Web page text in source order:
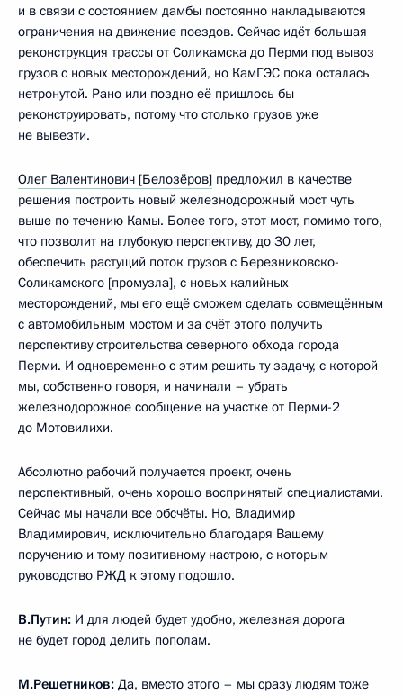
и в связи с состоянием дамбы постоянно накладываются
ограничения на движение поездов. Сейчас идёт большая
реконструкция трассы от Соликамска до Перми под вывоз
грузов с новых месторождений, но КамГЭС пока осталась
нетронутой. Рано или поздно её пришлось бы
реконструировать, потому что столько грузов уже
не вывезти.
Олег Валентинович [Белозёров] предложил в качестве
решения построить новый железнодорожный мост чуть
выше по течению Камы. Более того, этот мост, помимо того,
что позволит на глубокую перспективу, до 30 лет,
обеспечить растущий поток грузов с Березниковско-
Соликамского [промузла], с новых калийных
месторождений, мы его ещё сможем сделать совмещённым
с автомобильным мостом и за счёт этого получить
перспективу строительства северного обхода города
Перми. И одновременно с этим решить ту задачу, с которой
мы, собственно говоря, и начинали – убрать
железнодорожное сообщение на участке от Перми-2
до Мотовилихи.
Абсолютно рабочий получается проект, очень
перспективный, очень хорошо воспринятый специалистами.
Сейчас мы начали все обсчёты. Но, Владимир
Владимирович, исключительно благодаря Вашему
поручению и тому позитивному настрою, с которым
руководство РЖД к этому подошло.
В.Путин: И для людей будет удобно, железная дорога
не будет город делить пополам.
М.Решетников: Да, вместо этого – мы сразу людям тоже